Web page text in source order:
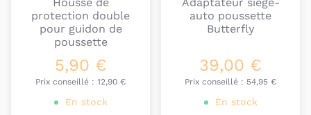
protection double
pour guidon de
poussette
5,90 €
Prix conseillé : 12,90 €
En stock
auto poussette
Butterfly
39,00 €
Prix conseillé : 54,95 €
En stock